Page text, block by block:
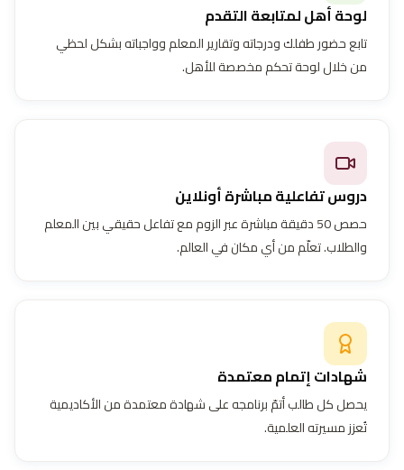
لوحة أهل لمتابعة التقدم
تابع حضور طفلك ودرجاته وتقارير المعلم وواجباته بشكل لحظي
من خلال لوحة تحكم مخصصة للأهل.
دروس تفاعلية مباشرة أونلاين
حصص 50 دقيقة مباشرة عبر الزوم مع تفاعل حقيقي بين المعلم
والطلاب. تعلّم من أي مكان في العالم.
شهادات إتمام معتمدة
يحصل كل طالب أتمّ برنامجه على شهادة معتمدة من الأكاديمية
تُعزز مسيرته العلمية.